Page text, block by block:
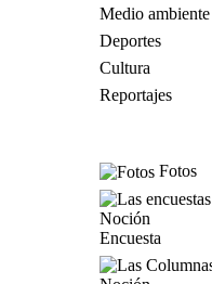
Medio ambiente
Deportes
Cultura
Reportajes
Fotos
Encuesta